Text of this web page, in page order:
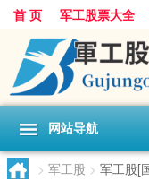
首 页 军工股票大全
网站导航
> 军工股 > 军工股[